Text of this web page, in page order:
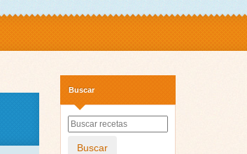
Buscar
Buscar